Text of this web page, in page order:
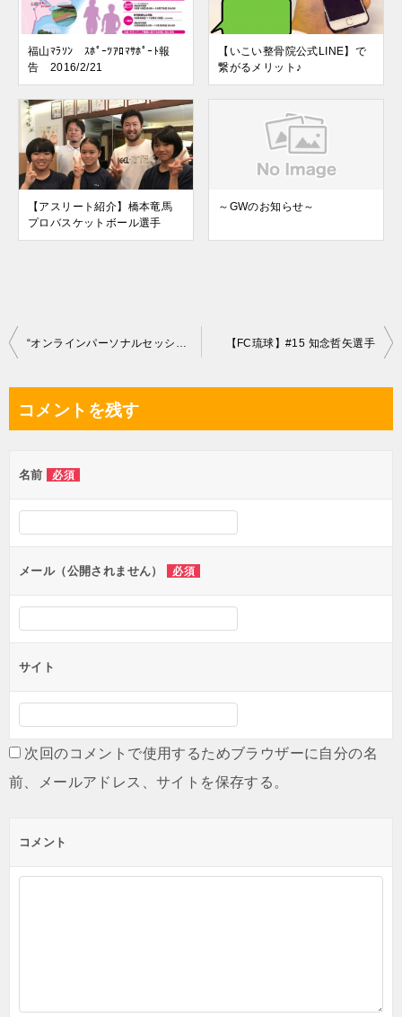
福山ﾏﾗｿﾝ ｽﾎﾟｰﾂｱﾛﾏｻﾎﾟｰﾄ報
告 2016/2/21
【いこい整骨院公式LINE】で
繋がるメリット♪
【アスリート紹介】橋本竜馬
プロバスケットボール選手
～GWのお知らせ～
投
ビ
ー
シ
ョ
ン
【FC琉球】#15 知念哲矢選手
コメントを残す
名前 必須
メール（公開されません） 必須
サイト
次回のコメントで使用するためブラウザーに自分の名
前、メールアドレス、サイトを保存する。
コメント